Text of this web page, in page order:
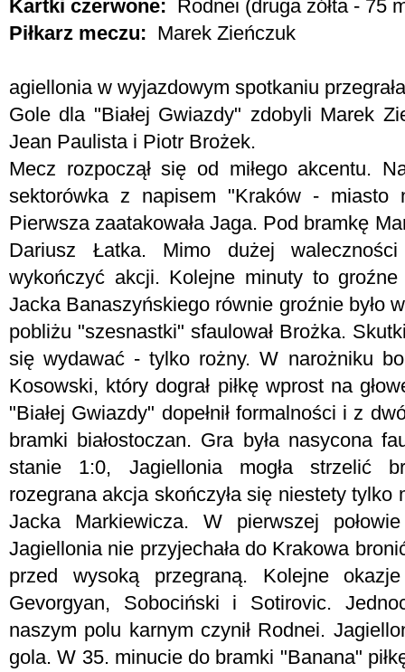
Kartki czerwone: Rodnei (druga żółta - 75
Piłkarz meczu: Marek Zieńczuk
agiellonia w wyjazdowym spotkaniu
Gole dla "Białej Gwiazdy" zdobyli Marek
Jean Paulista i Piotr Brożek.
Mecz rozpoczął się od miłego akcentu.
sektorówka z napisem "Kraków - miasto
Pierwsza zaatakowała Jaga. Pod bramkę
Dariusz Łatka. Mimo dużej
wykończyć akcji. Kolejne minuty to
Jacka Banaszyńskiego równie groźnie było
pobliżu "szesnastki" sfaulował Brożka.
się wydawać - tylko rożny. W narożniku
Kosowski, który dograł piłkę wprost na
"Białej Gwiazdy" dopełnił formalności i z
bramki białostoczan. Gra była nasycona
stanie 1:0, Jagiellonia mogła strzelić
rozegrana akcja skończyła się niestety tylko
Jacka Markiewicza. W pierwszej
Jagiellonia nie przyjechała do Krakowa
przed wysoką przegraną. Kolejne
Gevorgyan, Sobociński i Sotirovic.
naszym polu karnym czynił Rodnei.
gola. W 35. minucie do bramki "Banana"